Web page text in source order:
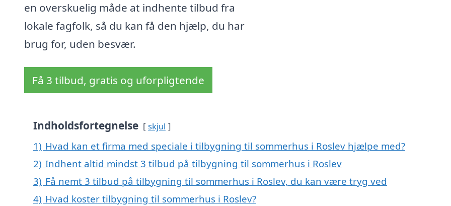
en overskuelig måde at indhente tilbud fra
lokale fagfolk, så du kan få den hjælp, du har
brug for, uden besvær.
Få 3 tilbud, gratis og uforpligtende
Indholdsfortegnelse skjul
1) Hvad kan et firma med speciale i tilbygning til sommerhus i Roslev hjælpe med?
2) Indhent altid mindst 3 tilbud på tilbygning til sommerhus i Roslev
3) Få nemt 3 tilbud på tilbygning til sommerhus i Roslev, du kan være tryg ved
4) Hvad koster tilbygning til sommerhus i Roslev?